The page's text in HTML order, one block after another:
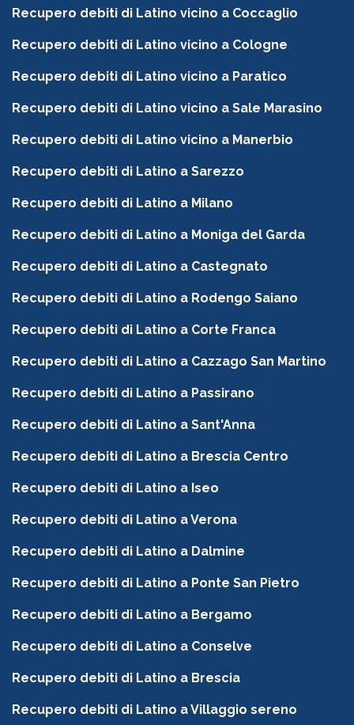
Recupero debiti di Latino vicino a Coccaglio
Recupero debiti di Latino vicino a Cologne
Recupero debiti di Latino vicino a Paratico
Recupero debiti di Latino vicino a Sale Marasino
Recupero debiti di Latino vicino a Manerbio
Recupero debiti di Latino a Sarezzo
Recupero debiti di Latino a Milano
Recupero debiti di Latino a Moniga del Garda
Recupero debiti di Latino a Castegnato
Recupero debiti di Latino a Rodengo Saiano
Recupero debiti di Latino a Corte Franca
Recupero debiti di Latino a Cazzago San Martino
Recupero debiti di Latino a Passirano
Recupero debiti di Latino a Sant'Anna
Recupero debiti di Latino a Brescia Centro
Recupero debiti di Latino a Iseo
Recupero debiti di Latino a Verona
Recupero debiti di Latino a Dalmine
Recupero debiti di Latino a Ponte San Pietro
Recupero debiti di Latino a Bergamo
Recupero debiti di Latino a Conselve
Recupero debiti di Latino a Brescia
Recupero debiti di Latino a Villaggio sereno